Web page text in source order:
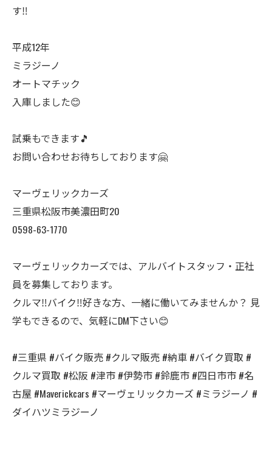
す‼️
平成12年
ミラジーノ
オートマチック
入庫しました😊
試乗もできます🎵
お問い合わせお待ちしております🤗
マーヴェリックカーズ
三重県松阪市美濃田町20
0598-63-1770
マーヴェリックカーズでは、アルバイトスタッフ・正社
員を募集しております。
クルマ‼️バイク‼️好きな方、一緒に働いてみませんか？ 見
学もできるので、気軽にDM下さい😊
#三重県 #バイク販売 #クルマ販売 #納車 #バイク買取 #
クルマ買取 #松阪 #津市 #伊勢市 #鈴鹿市 #四日市市 #名
古屋 #Maverickcars #マーヴェリックカーズ #ミラジーノ #
ダイハツミラジーノ